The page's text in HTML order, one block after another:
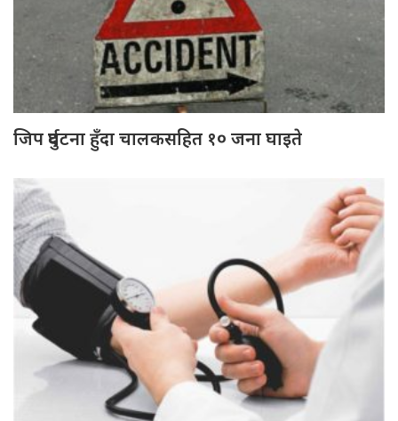
जिप दुर्घटना हुँदा चालकसहित १० जना घाइते